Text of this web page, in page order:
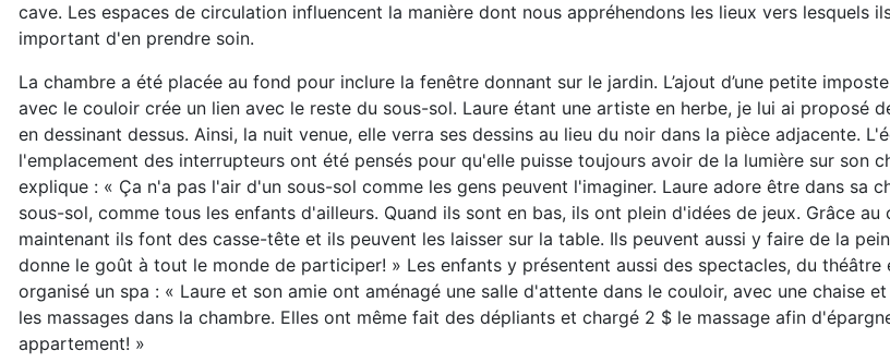
cave. Les espaces de circulation influencent la manière dont nous appréhendons les lieux vers lesquels
important d'en prendre soin.
La chambre a été placée au fond pour inclure la fenêtre donnant sur le jardin. L’ajout d’une petite
avec le couloir crée un lien avec le reste du sous-sol. Laure étant une artiste en herbe, je lui ai proposé
en dessinant dessus. Ainsi, la nuit venue, elle verra ses dessins au lieu du noir dans la pièce adjacente.
l'emplacement des interrupteurs ont été pensés pour qu'elle puisse toujours avoir de la lumière sur son
explique : « Ça n'a pas l'air d'un sous-sol comme les gens peuvent l'imaginer. Laure adore être dans sa
sous-sol, comme tous les enfants d'ailleurs. Quand ils sont en bas, ils ont plein d'idées de jeux. Grâce au
maintenant ils font des casse-tête et ils peuvent les laisser sur la table. Ils peuvent aussi y faire de la
donne le goût à tout le monde de participer! » Les enfants y présentent aussi des spectacles, du théâtre
organisé un spa : « Laure et son amie ont aménagé une salle d'attente dans le couloir, avec une chaise
les massages dans la chambre. Elles ont même fait des dépliants et chargé 2 $ le massage afin
appartement! »